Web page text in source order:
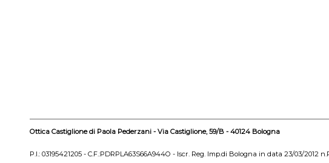
Ottica Castiglione di Paola Pederzani - Via Castiglione, 59/B - 40124 Bologna
P.I.: 03195421205 - C.F.:PDRPLA63S66A944O - Iscr. Reg. Imp.di Bologna in data 23/03/2012